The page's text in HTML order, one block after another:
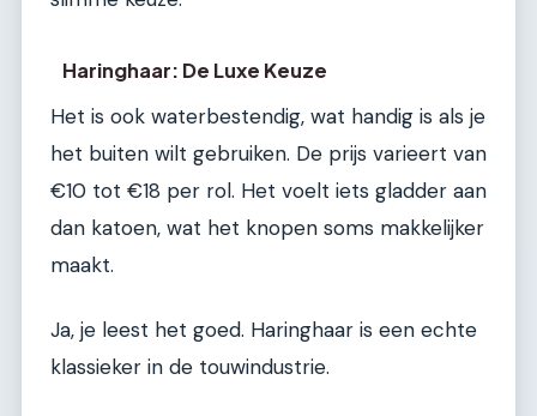
Haringhaar: De Luxe Keuze
Het is ook waterbestendig, wat handig is als je
het buiten wilt gebruiken. De prijs varieert van
€10 tot €18 per rol. Het voelt iets gladder aan
dan katoen, wat het knopen soms makkelijker
maakt.
Ja, je leest het goed. Haringhaar is een echte
klassieker in de touwindustrie.